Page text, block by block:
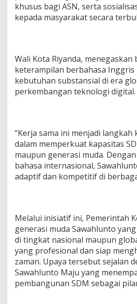
B
a
I
n
g
r
a
g
i
P
e
l
d
a
n
A
S
N
khusus bagi ASN, serta
kepada masyarakat secara
Wali Kota Riyanda, menegaskan
keterampilan berbahasa Inggris
kebutuhan substansial di era
perkembangan teknologi digital.
“Kerja sama ini menjadi
dalam memperkuat kapasitas
maupun generasi muda.
bahasa internasional,
adaptif dan kompetitif di
Melalui inisiatif ini, Pemerintah
generasi muda Sawahlunto
di tingkat nasional maupun
yang profesional dan siap
zaman. Upaya tersebut sejalan
Sawahlunto Maju yang
pembangunan SDM sebagai